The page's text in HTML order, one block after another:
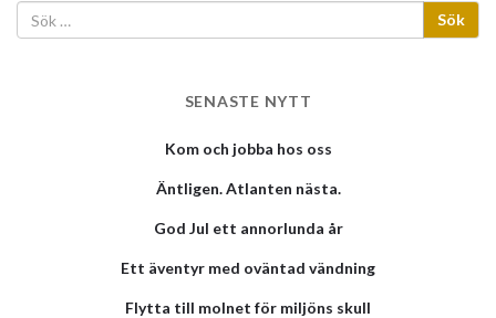
SENASTE NYTT
Kom och jobba hos oss
Äntligen. Atlanten nästa.
God Jul ett annorlunda år
Ett äventyr med oväntad vändning
Flytta till molnet för miljöns skull